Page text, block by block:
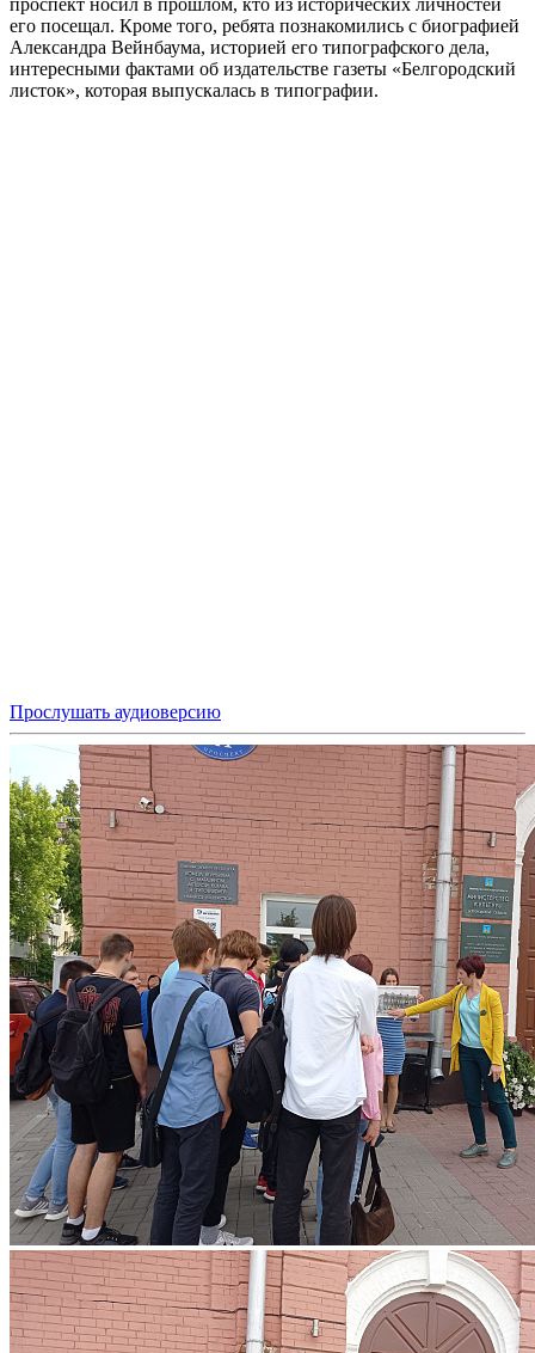
проспект носил в прошлом, кто из исторических личностей
его посещал. Кроме того, ребята познакомились с биографией
Александра Вейнбаума, историей его типографского дела,
интересными фактами об издательстве газеты «Белгородский
листок», которая выпускалась в типографии.
Прослушать аудиоверсию